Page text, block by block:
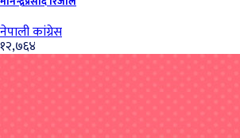
नेपाली कांग्रेस
१२,७६४